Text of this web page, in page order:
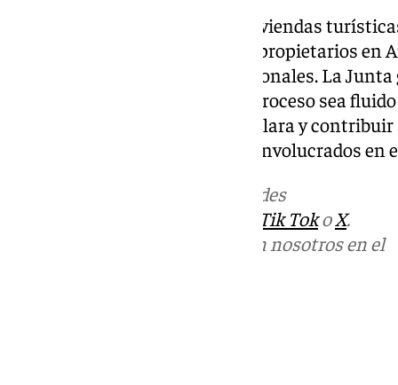
El nuevo registro nacional de viviendas
cambios importantes, pero los propietarios en
enfrentar complicaciones adicionales. La
necesarios, asegurando que el proceso sea
promover una regulación más clara y
ilegal, beneficiando a todos los involucrados en
en las redes
Tik TokoX.
Puedes ponerte en contacto con nosotros en el